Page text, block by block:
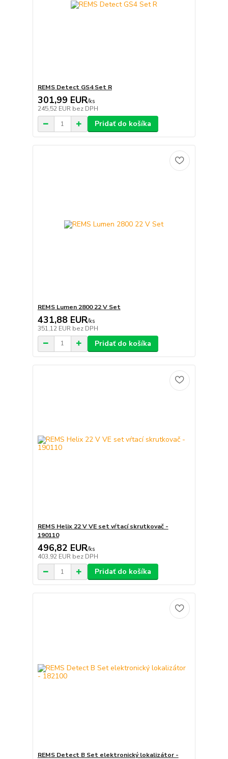
REMS Detect GS4 Set R
301,99 EUR/ks
245,52 EUR bez DPH
Pridať do košíka
REMS Lumen 2800 22 V Set
431,88 EUR/ks
351,12 EUR bez DPH
Pridať do košíka
REMS Helix 22 V VE set vŕtací skrutkovač -
190110
496,82 EUR/ks
403,92 EUR bez DPH
Pridať do košíka
REMS Detect B Set elektronický lokalizátor -